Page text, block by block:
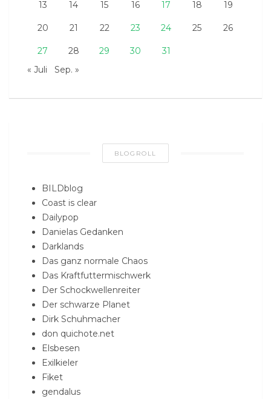
13 14 15 16 17 18 19
20 21 22 23 24 25 26
27 28 29 30
31
« Juli
Sep. »
BLOGROLL
BILDblog
Coast is clear
Dailypop
Danielas Gedanken
Darklands
Das ganz normale Chaos
Das Kraftfuttermischwerk
Der Schockwellenreiter
Der schwarze Planet
Dirk Schuhmacher
don quichote.net
Elsbesen
Exilkieler
Fiket
gendalus